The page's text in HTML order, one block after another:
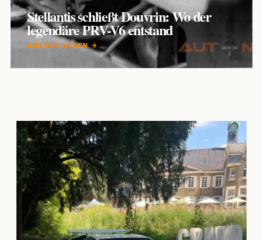
Stellantis schließt Douvrin: Wo der
legendäre PRV-V6 entstand
ARTIKEL LESEN →